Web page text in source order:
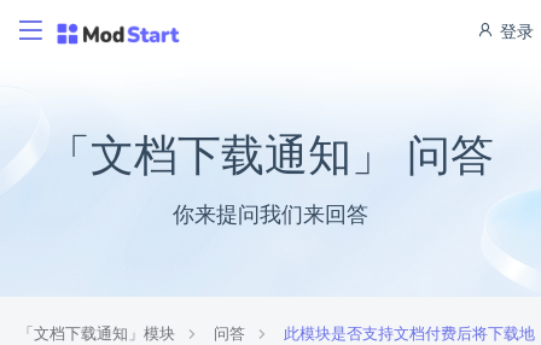
登录
「文档下载通知」 问答
你来提问我们来回答
「文档下载通知」模块 问答 此模块是否支持文档付费后将下载